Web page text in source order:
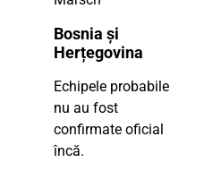
Bosnia și
Herțegovina
Echipele probabile
nu au fost
confirmate oficial
încă.